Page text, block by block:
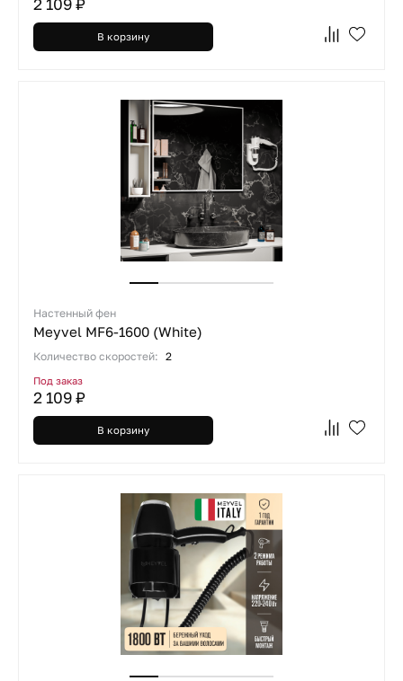
2 109 ₽
В корзину
Настенный фен
Meyvel MF6-1600 (White)
Количество скоростей: 2
Под заказ
2 109 ₽
В корзину